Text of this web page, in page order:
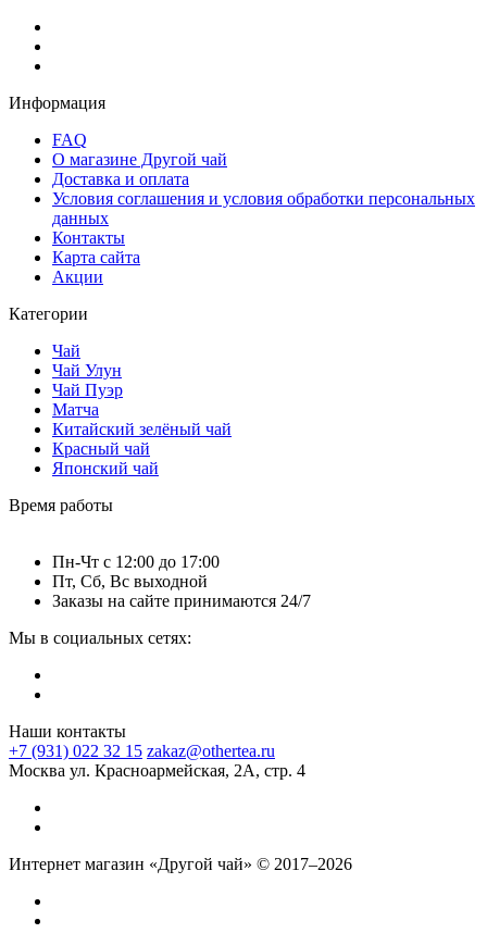
Информация
FAQ
О магазине Другой чай
Доставка и оплата
Условия соглашения и условия обработки персональных
данных
Контакты
Карта сайта
Акции
Категории
Чай
Чай Улун
Чай Пуэр
Матча
Китайский зелёный чай
Красный чай
Японский чай
Время работы
Пн-Чт c 12:00 до 17:00
Пт, Сб, Вс выходной
Заказы на сайте принимаются 24/7
Мы в социальных сетях:
Наши контакты
+7 (931) 022 32 15 zakaz@othertea.ru
Москва ул. Красноармейская, 2А, стр. 4
Интернет магазин «Другой чай» © 2017–2026